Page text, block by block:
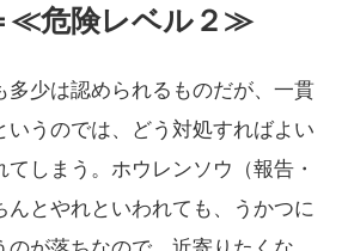
≪危険レベル２≫
多少は認められるものだが、一貫
いうのでは、どう対処すればよい
しまう。ホウレンソウ（報告・
んとやれといわれても、うかつに